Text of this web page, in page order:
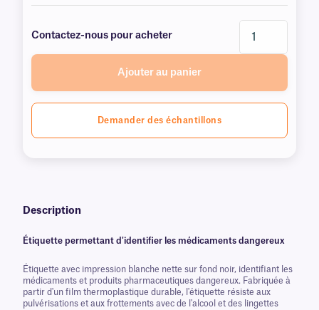
Contactez-nous pour acheter
Ajouter au panier
Demander des échantillons
Description
Étiquette permettant d'identifier les médicaments dangereux
Étiquette avec impression blanche nette sur fond noir, identifiant les
médicaments et produits pharmaceutiques dangereux. Fabriquée à
partir d'un film thermoplastique durable, l'étiquette résiste aux
pulvérisations et aux frottements avec de l'alcool et des lingettes